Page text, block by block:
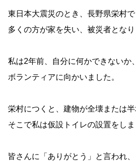
東日本大震災のとき、長野県栄村で
多くの方が家を失い、被災者となり
私は2年前、自分に何かできないか
ボランティアに向かいました。
栄村につくと、建物が全壊または
そこで私は仮設トイレの設置をしま
皆さんに「ありがとう」と言われ、